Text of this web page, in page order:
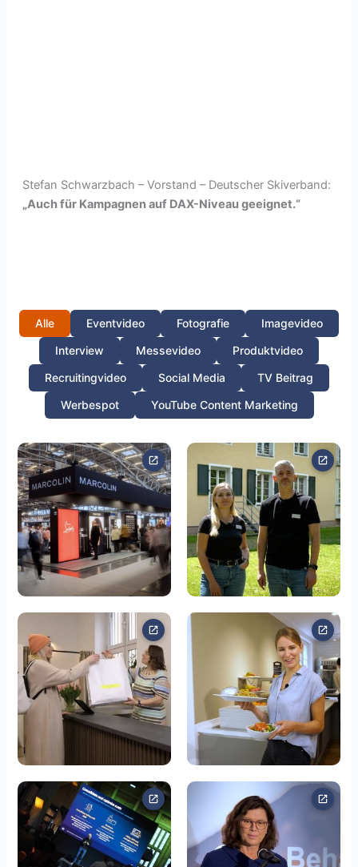
Stefan Schwarzbach – Vorstand – Deutscher Skiverband:
„Auch für Kampagnen auf DAX-Niveau geeignet.“
Alle Eventvideo Fotografie
Imagevideo
Interview
Messevideo
Produktvideo
Recruitingvideo
Social Media
TV Beitrag
Werbespot
YouTube Content Marketing